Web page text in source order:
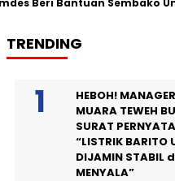
Bantuan Sembako Untuk 40
TRENDING
HEBOH!
MUARA TEWEH
SURAT
“LISTRIK BARITO
DIJAMIN STABIL
MENYALA”